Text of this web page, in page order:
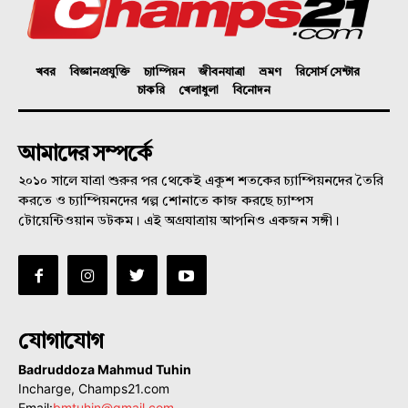
খবর বিজ্ঞানপ্রযুক্তি চ্যাম্পিয়ন জীবনযাত্রা ভ্রমণ
রিসোর্স সেন্টার
চাকরি
খেলাধুলা বিনোদন
আমাদের সম্পর্কে
২০১০ সালে যাত্রা শুরুর পর থেকেই একুশ শতকের চ্যাম্পিয়নদের তৈরি
করতে ও চ্যাম্পিয়নদের গল্প শোনাতে কাজ করছে চ্যাম্পস
টোয়েন্টিওয়ান ডটকম। এই অগ্রযাত্রায় আপনিও একজন সঙ্গী।
যোগাযোগ
Badruddoza Mahmud Tuhin
Incharge, Champs21.com